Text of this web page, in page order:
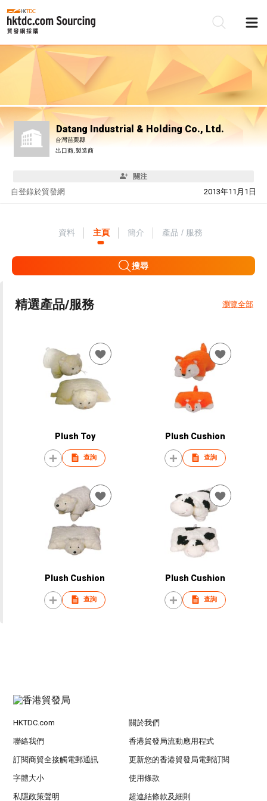
Datang Industrial & Holding Co., Ltd.
台灣苗栗縣
出口商, 製造商
關注
自 2013年11月1日
登錄於貿發網
資料 主頁 簡介 產品 / 服務
搜尋
精選產品/服務 瀏覽全部
Plush Toy
查詢
Plush Cushion
查詢
Plush Cushion
查詢
Plush Cushion
查詢
HKTDC.com 關於我們
聯絡我們 香港貿發局流動應用程式
訂閱商貿全接觸電郵通訊 更新您的香港貿發局電郵訂閱
字體大小 使用條款
私隱政策聲明 超連結條款及細則